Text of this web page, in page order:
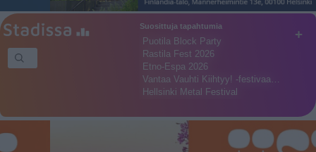
+
Suosittuja tapahtumia
Puotila Block Party
Rastila Fest 2026
Etno-Espa 2026
Vantaa Vauhti Kiihtyy! -festivaa…
Hellsinki Metal Festival